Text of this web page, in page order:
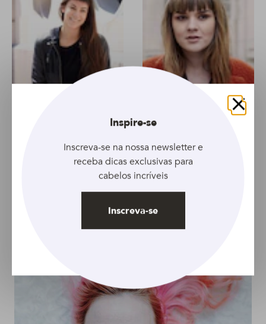
tendência da franja
escova perfeita na
franja
Fechar
Inspire-se
Inscreva-se na nossa newsletter e
receba dicas exclusivas para
cabelos incríveis
Inscreva-se